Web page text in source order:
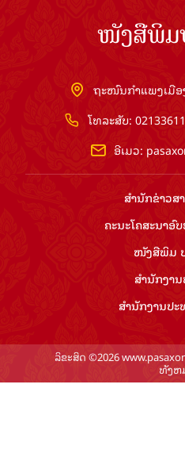
ໜັງສືພິມ
ຖະໜົນກຳແພງເມືອ
ໂທລະສັບ:
ອີເມວ:
ສຳ​ນັກ​ຂ່າວ​ສ
ຄະນະໂຄສະນາ
ໜັງສືພິມ
ສຳ​ນັກ​ງາ
ສຳ​ນັກ​ງານ​ປ
ລິຂະສິດ ©2026
ທັງຫ